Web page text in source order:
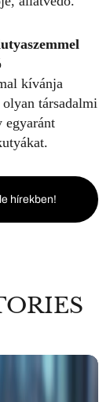
kívánja
társadalmi
egyaránt
hírekben!